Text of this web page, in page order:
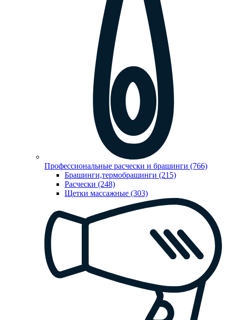
Профессиональные расчески и брашинги (766)
Брашинги,термобрашинги (215)
Расчески (248)
Щетки массажные (303)